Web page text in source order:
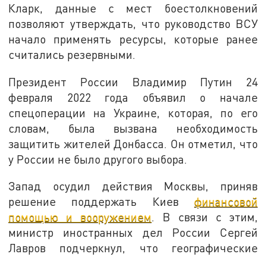
Кларк, данные с мест боестолкновений
позволяют утверждать, что руководство ВСУ
начало применять ресурсы, которые ранее
считались резервными.
Президент России Владимир Путин 24
февраля 2022 года объявил о начале
спецоперации на Украине, которая, по его
словам, была вызвана необходимость
защитить жителей Донбасса. Он отметил, что
у России не было другого выбора.
Запад осудил действия Москвы, приняв
решение поддержать Киев финансовой
помощью и вооружением. В связи с этим,
министр иностранных дел России Сергей
Лавров подчеркнул, что географические